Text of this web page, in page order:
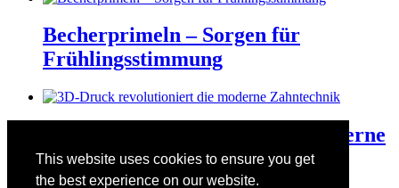
This website uses cookies to ensure you get
the best experience on our website.
Becherprimeln – Sorgen für
Frühlingsstimmung
3D-Druck revolutioniert die moderne
Zahntechnik